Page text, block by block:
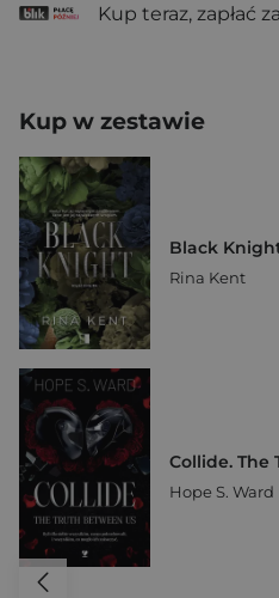
Kup teraz, zapłać za
Kup w zestawie
Black
Rina Kent
Collide. The
Hope S. Ward